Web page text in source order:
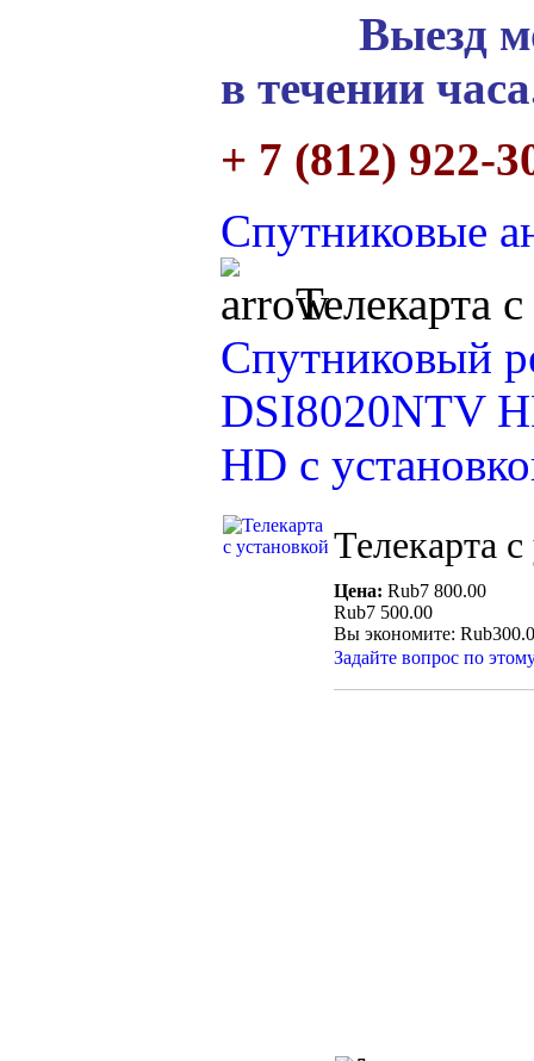
Выезд
в течении
+ 7 (812) 922-
Спутниковые
Телекарта
Спутниковый
DSI8020NTV
HD с
Телекарта
Цена: Rub7 800.00
Rub7 500.00
Вы экономите:
Задайте вопрос по